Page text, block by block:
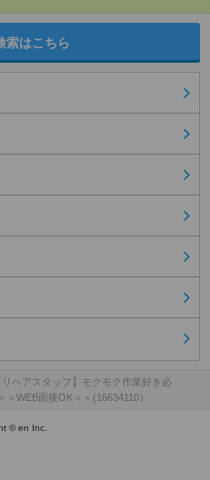
索はこちら
リペアスタッフ】モクモク作業好き必
WEB面接OK＜＜(16634110）
© en Inc.